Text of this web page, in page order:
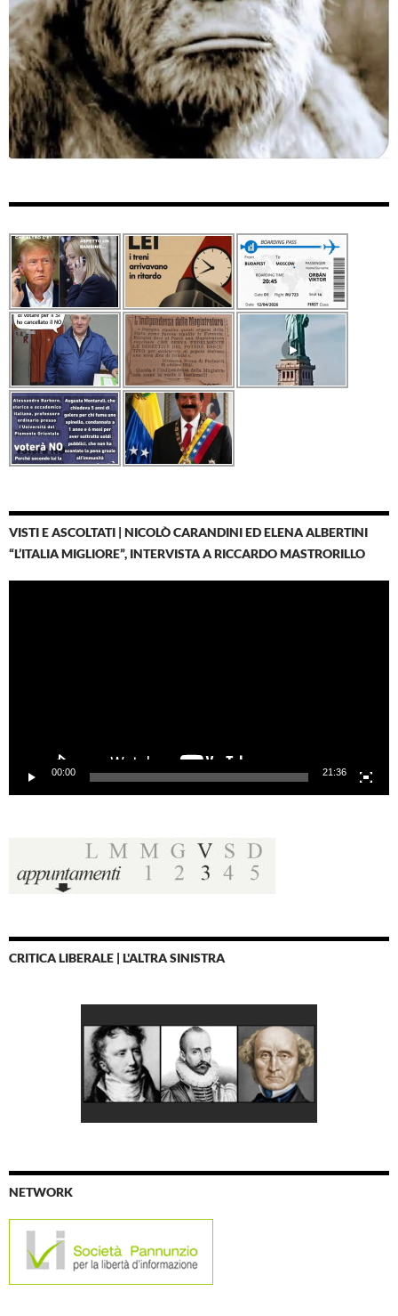
VISTI E ASCOLTATI | NICOLÒ CARANDINI ED ELENA ALBERTINI
“L’ITALIA MIGLIORE”, INTERVISTA A RICCARDO MASTRORILLO
00:00 21:36
CRITICA LIBERALE | L'ALTRA SINISTRA
NETWORK